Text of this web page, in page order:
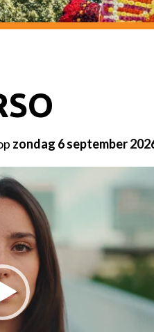
zondag 6 september